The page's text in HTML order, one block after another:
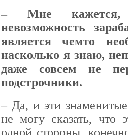
– Мне кажется,
невозможность
является чем­то
насколько я знаю,
даже совсем не
подстрочники.
– Да, и эти
не могу сказать, что
одной стороны,